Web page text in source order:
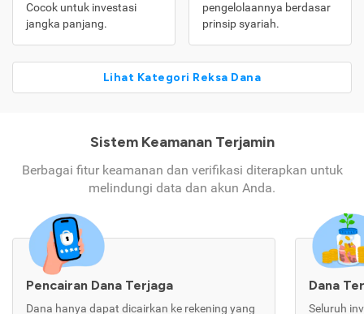
Cocok untuk investasi
jangka panjang.
pengelolaannya berdasar
prinsip syariah.
Lihat Kategori Reksa Dana
Sistem Keamanan Terjamin
Berbagai fitur keamanan dan verifikasi diterapkan untuk
melindungi data dan akun Anda.
Pencairan Dana Terjaga
Dana hanya dapat dicairkan ke rekening yang
Dana
Seluruh